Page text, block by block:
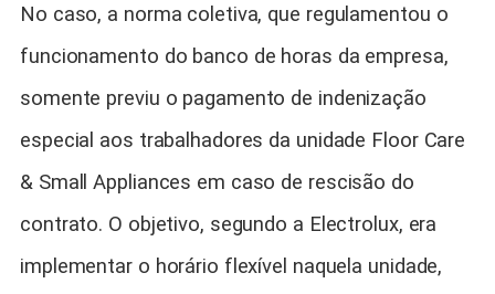
No caso, a norma coletiva, que regulamentou o
funcionamento do banco de horas da empresa,
somente previu o pagamento de indenização
especial aos trabalhadores da unidade Floor Care
& Small Appliances em caso de rescisão do
contrato. O objetivo, segundo a Electrolux, era
implementar o horário flexível naquela unidade,